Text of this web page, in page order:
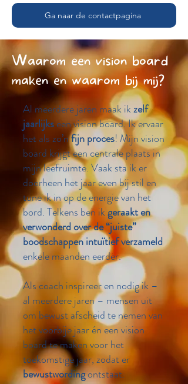
Ga naar de contactpagina
Waarom een vision board
maken en waarom bij mij?
Al meerdere jaren maak ikzelf
jaarlijkseen vision board. Ik ervaar
het als zo’nfijn proces! Mijn vision
board krijgt een centrale plaats in
mijn leefruimte. Vaak sta ik er
doorheen het jaar even bij stil en
tune ik in op de energie van het
bord. Telkens ben ikgeraakt en
verwonderd over de “juiste”
boodschappen intuïtief verzameld
enkele maanden eerder.
​Als coach inspireer en nodig ik –
al meerdere jaren – mensen uit
om bewust afscheid te nemen van
het voorbije jaar én een vision
board te maken voor het
toekomstige jaar, zodat er
bewustwordingontstaat. ​